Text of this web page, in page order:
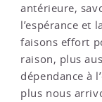
antérieure,
l’espérance et
faisons effort
raison, plus
dépendance à
plus nous